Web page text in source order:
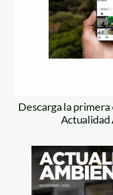
Descarga la
Actualidad